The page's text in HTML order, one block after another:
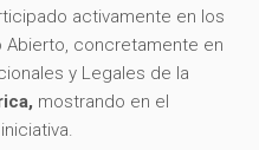
activamente en los
concretamente en
y Legales de la
mostrando en el